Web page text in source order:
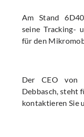
Am Stand
seine Tracking-
für den
Der CEO von
Debbasch, steht
kontaktieren Sie